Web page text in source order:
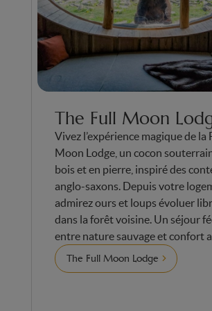
The Full Moon
Vivez l’expérience magique de la
Moon Lodge, un cocon
bois et en pierre, inspiré des
anglo-saxons. Depuis votre
admirez ours et loups évoluer
dans la forêt voisine. Un séjour
entre nature sauvage et confort
The Full Moon Lodge